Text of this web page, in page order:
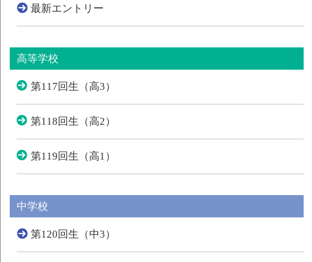
最新エントリー
高等学校
第117回生（高3）
第118回生（高2）
第119回生（高1）
中学校
第120回生（中3）